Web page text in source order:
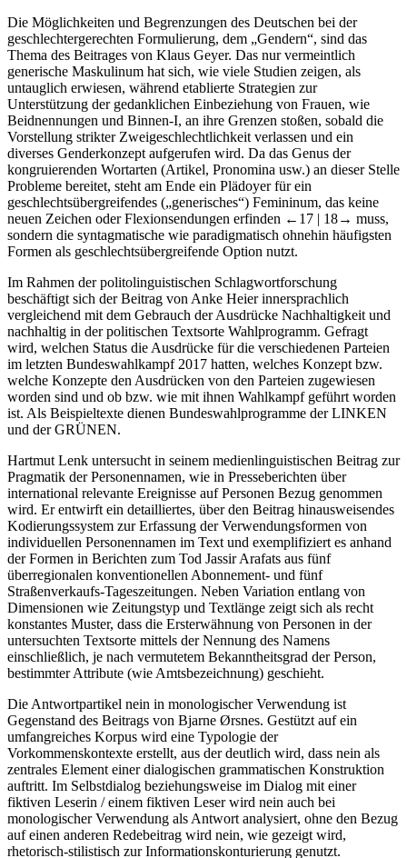
Die Möglichkeiten und Begrenzungen des Deutschen bei der
geschlechtergerechten Formulierung, dem „Gendern“, sind das
Thema des Beitrages vonKlaus Geyer. Das nur vermeintlich
generische Maskulinum hat sich, wie viele Studien zeigen, als
untauglich erwiesen, während etablierte Strategien zur
Unterstützung der gedanklichen Einbeziehung von Frauen, wie
Beidnennungen und Binnen-I, an ihre Grenzen stoßen, sobald die
Vorstellung strikter Zweigeschlechtlichkeit verlassen und ein
diverses Genderkonzept aufgerufen wird. Da das Genus der
kongruierenden Wortarten (Artikel, Pronomina usw.) an dieser Stelle
Probleme bereitet, steht am Ende ein Plädoyer für ein
geschlechtsübergreifendes („generisches“) Femininum, das keine
neuen Zeichen oder Flexionsendungen erfinden←17 |18→ muss,
sondern die syntagmatische wie paradigmatisch ohnehin häufigsten
Im Rahmen der politolinguistischen Schlagwortforschung
beschäftigt sich der Beitrag von Anke Heierinnersprachlich
vergleichend mit dem Gebrauch der AusdrückeNachhaltigkeitund
nachhaltigin der politischen Textsorte Wahlprogramm. Gefragt
wird, welchen Status die Ausdrücke für die verschiedenen Parteien
im letzten Bundeswahlkampf 2017 hatten, welches Konzept bzw.
welche Konzepte den Ausdrücken von den Parteien zugewiesen
worden sind und ob bzw. wie mit ihnen Wahlkampf geführt worden
ist. Als Beispieltexte dienen Bundeswahlprogramme der LINKEN
Hartmut Lenkuntersucht in seinem medienlinguistischen Beitrag zur
Pragmatik der Personennamen, wie in Presseberichten über
international relevante Ereignisse auf Personen Bezug genommen
wird. Er entwirft ein detailliertes, über den Beitrag hinausweisendes
Kodierungssystem zur Erfassung der Verwendungsformen von
individuellen Personennamen im Text und exemplifiziert es anhand
der Formen in Berichten zum Tod Jassir Arafats aus fünf
überregionalen konventionellen Abonnement- und fünf
Straßenverkaufs-Tageszeitungen. Neben Variation entlang von
Dimensionen wie Zeitungstyp und Textlänge zeigt sich als recht
konstantes Muster, dass die Ersterwähnung von Personen in der
untersuchten Textsorte mittels der Nennung des Namens
einschließlich, je nach vermutetem Bekanntheitsgrad der Person,
Die Antwortpartikelnein in monologischer Verwendung ist
Gegenstand des Beitrags vonBjarne Ørsnes . Gestützt auf ein
umfangreiches Korpus wird eine Typologie der
Vorkommenskontexte erstellt, aus der deutlich wird, dassneinals
zentrales Element einer dialogischen grammatischen Konstruktion
auftritt. Im Selbstdialog beziehungsweise im Dialog mit einer
fiktiven Leserin / einem fiktiven Leser wirdneinauch bei
monologischer Verwendung als Antwort analysiert, ohne den Bezug
auf einen anderen Redebeitrag wirdnein, wie gezeigt wird,